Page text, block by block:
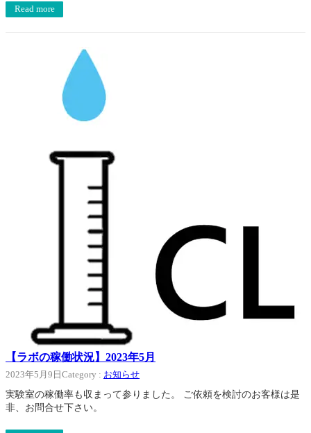
Read more
【ラボの稼働状況】2023年5月
2023年5月9日 Category : お知らせ
実験室の稼働率も収まって参りました。 ご依頼を検討のお客様は是
非、お問合せ下さい。